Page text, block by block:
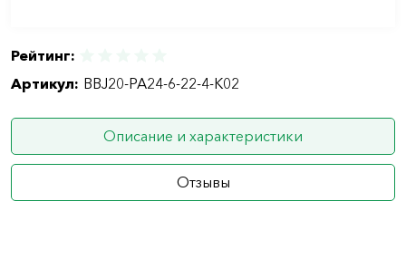
Рейтинг:
Артикул: BBJ20-PA24-6-22-4-K02
Описание и характеристики
Отзывы